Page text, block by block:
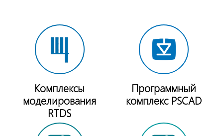
Комплексы
моделирования
RTDS
Программный
комплекс PSCAD